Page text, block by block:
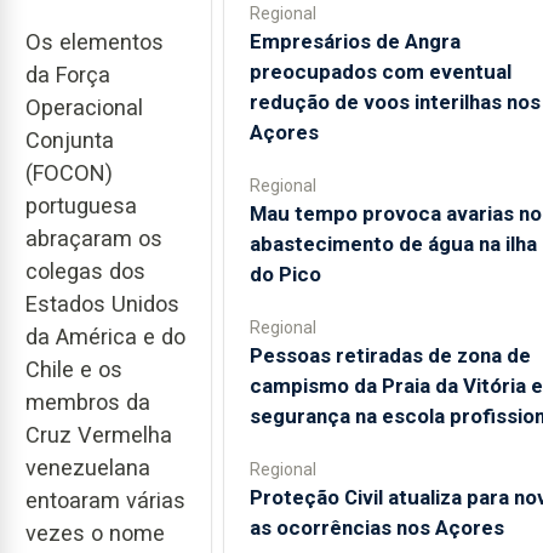
Os elementos
da Força
Operacional
Conjunta
(FOCON)
portuguesa
abraçaram os
colegas dos
Estados Unidos
da América e do
Chile e os
membros da
Cruz Vermelha
venezuelana
entoaram várias
vezes o nome
Regional
Empresários de Angra
preocupados com eventual
redução de voos interilhas nos
Açores
Regional
Mau tempo provoca avarias no
abastecimento de água na ilha
do Pico
Regional
Pessoas retiradas de zona de
campismo da Praia da Vitória
segurança na escola
Regional
Proteção Civil atualiza para
as ocorrências nos Açores